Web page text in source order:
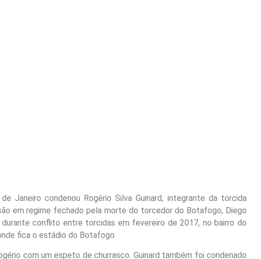
Janeiro condenou Rogério Silva Guinard, integrante da torcida
em regime fechado pela morte do torcedor do Botafogo, Diego
conflito entre torcidas em fevereiro de 2017, no bairro do
fica o estádio do Botafogo.
com um espeto de churrasco. Guinard também foi condenado